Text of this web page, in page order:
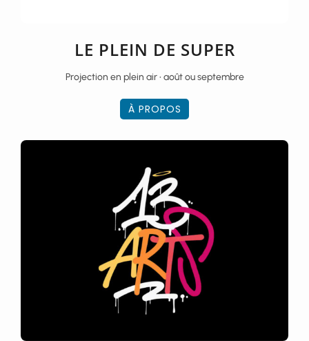
LE PLEIN DE SUPER
Projection en plein air • août ou septembre
À PROPOS